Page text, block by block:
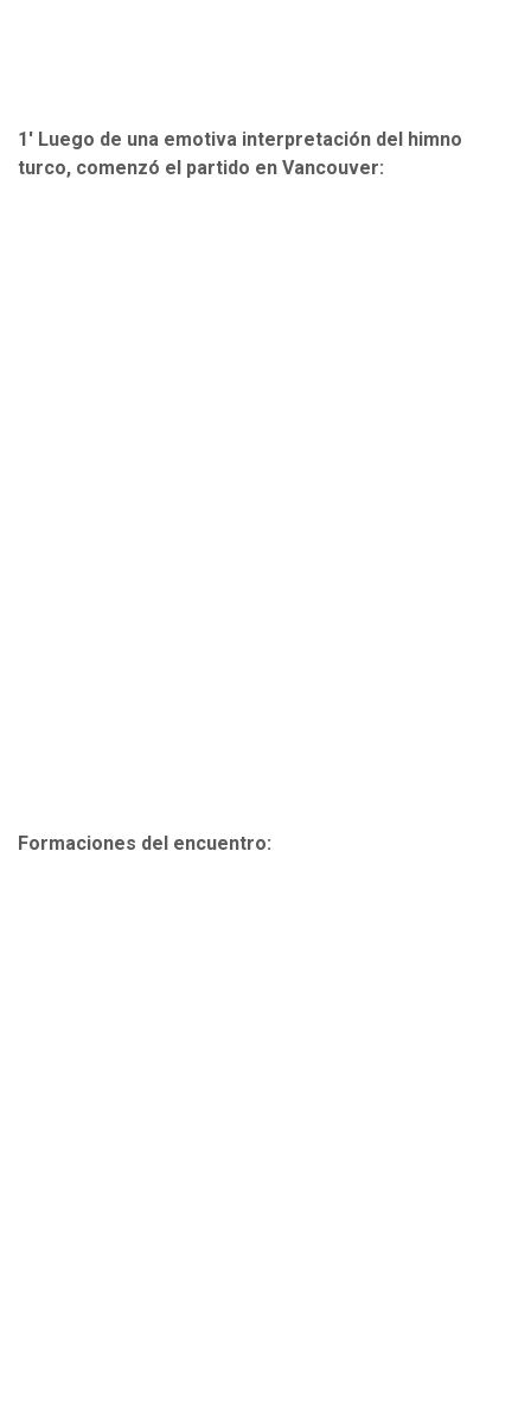
1' Luego de una emotiva interpretación del himno
turco, comenzó el partido en Vancouver:
Formaciones del encuentro: